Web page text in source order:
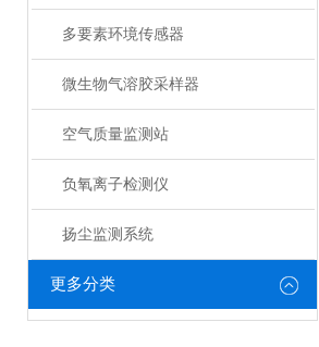
多要素环境传感器
微生物气溶胶采样器
空气质量监测站
负氧离子检测仪
扬尘监测系统
更多分类